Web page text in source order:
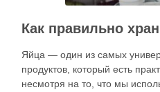
Яйца — один из самых
продуктов, который есть
несмотря на то, что мы